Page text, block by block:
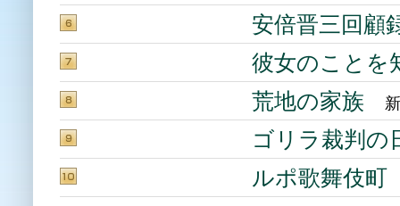
安倍晋三回顧
彼女のことを
荒地の家族 新
ゴリラ裁判の
ルポ歌舞伎町